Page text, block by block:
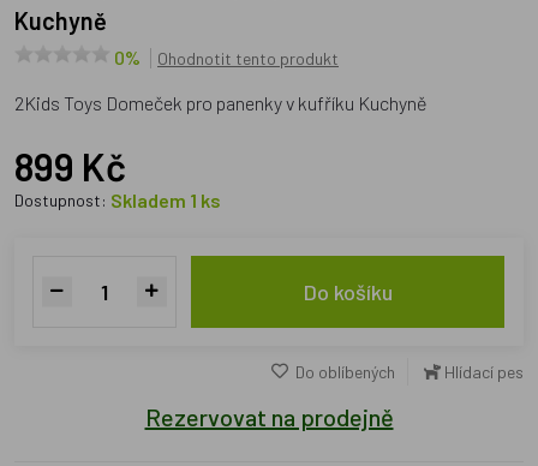
Kuchyně
0% Ohodnotit tento produkt
2Kids Toys Domeček pro panenky v kufříku Kuchyně
899 Kč
Dostupnost: Skladem 1 ks
Do košíku
Do oblíbených Hlídací pes
Rezervovat na prodejně